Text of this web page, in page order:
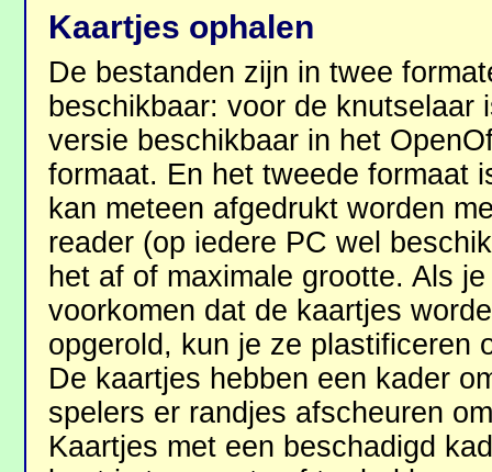
Kaartjes ophalen
De bestanden zijn in twee
beschikbaar: voor de knutselaar
versie beschikbaar in het
formaat. En het tweede formaat
kan meteen afgedrukt worden
reader (op iedere PC wel
het af of maximale grootte. Als
voorkomen dat de kaartjes
opgerold, kun je ze plastificeren
De kaartjes hebben een kader
spelers er randjes afscheuren
Kaartjes met een beschadigd